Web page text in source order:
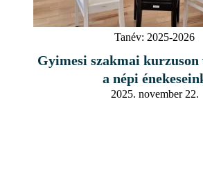
Tanév: 2025-2026
Gyimesi szakmai kurzuson
a népi
2025. november 22.